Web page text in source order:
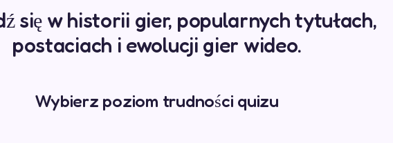
się w historii gier, popularnych tytułach,
postaciach i ewolucji gier wideo.
Wybierz poziom trudności quizu